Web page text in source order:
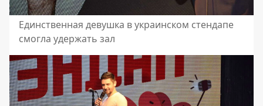
Единственная девушка в украинском стендапе
смогла удержать зал